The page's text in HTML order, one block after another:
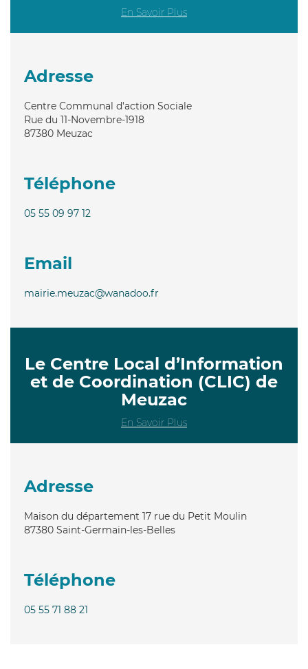
En Savoir Plus
Adresse
Centre Communal d'action Sociale
Rue du 11-Novembre-1918
87380 Meuzac
Téléphone
05 55 09 97 12
Email
mairie.meuzac@wanadoo.fr
Le Centre Local d’Information
et de Coordination (CLIC) de
Meuzac
En Savoir Plus
Adresse
Maison du département 17 rue du Petit Moulin
87380 Saint-Germain-les-Belles
Téléphone
05 55 71 88 21